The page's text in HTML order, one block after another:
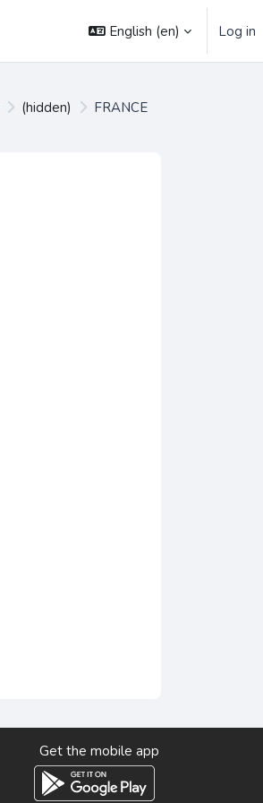
English ‎(en)‎ Log in
(hidden) FRANCE
Get the mobile app